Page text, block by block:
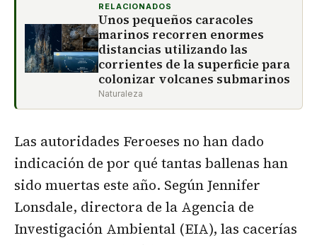
RELACIONADOS
Unos pequeños caracoles
marinos recorren enormes
distancias utilizando las
corrientes de la superficie para
colonizar volcanes submarinos
Naturaleza
Las autoridades Feroeses no han dado
indicación de por qué tantas ballenas han
sido muertas este año. Según Jennifer
Lonsdale, directora de la Agencia de
Investigación Ambiental (EIA), las cacerías